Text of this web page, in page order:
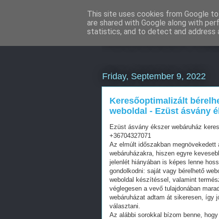
Mercedes
Friday, September 9, 2022
Keresőoptimalizált
weboldal - Ezüst ásvány
Ezüst ásvány ékszer webáruház
+36704327071
Az elmúlt időszakban
webáruházakra, hiszen egyre
jelenlét hiányában is képes lenne
gondolkodni: saját vagy bérelhető
weboldal készítéssel, valamint
véglegesen a vevő tulajdonában
webáruházat adtam át sikeresen, így
választani.
Az alábbi sorokkal bízom benne,
This site uses cookies from Google
are shared with Google along with
statistics, and to detect and address